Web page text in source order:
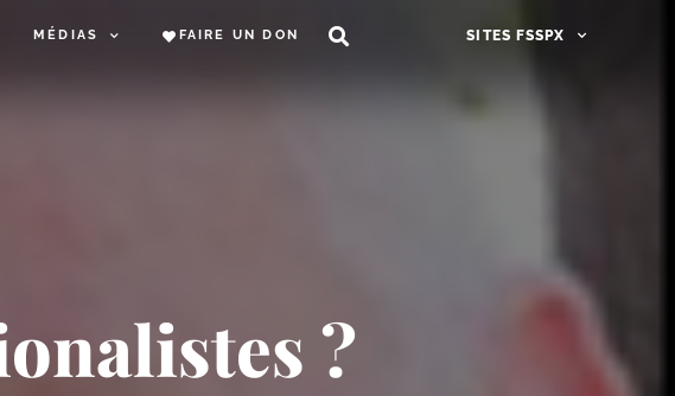
MÉDIAS FAIRE UN DON SITES FSSPX
?